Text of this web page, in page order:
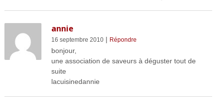
annie
16 septembre 2010| Répondre
bonjour,
une association de saveurs à déguster tout de
suite
lacuisinedannie